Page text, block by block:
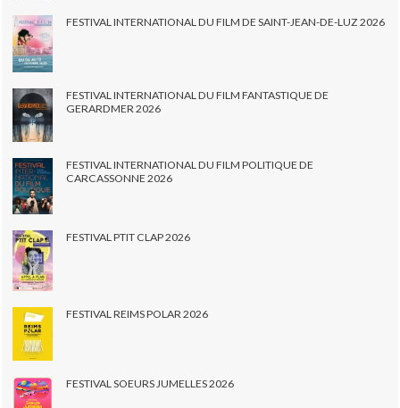
FESTIVAL INTERNATIONAL DU FILM DE SAINT-JEAN-DE-LUZ 2026
FESTIVAL INTERNATIONAL DU FILM FANTASTIQUE DE
GERARDMER 2026
FESTIVAL INTERNATIONAL DU FILM POLITIQUE DE
CARCASSONNE 2026
FESTIVAL PTIT CLAP 2026
FESTIVAL REIMS POLAR 2026
FESTIVAL SOEURS JUMELLES 2026